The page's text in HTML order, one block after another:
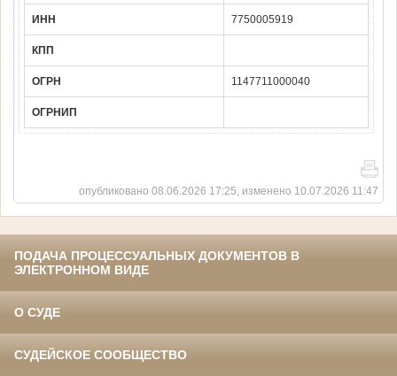
ИНН 7750005919
КПП
ОГРН 1147711000040
ОГРНИП
опубликовано 08.06.2026 17:25, изменено 10.07.2026 11:47
ПОДАЧА ПРОЦЕССУАЛЬНЫХ ДОКУМЕНТОВ В
ЭЛЕКТРОННОМ ВИДЕ
О СУДЕ
СУДЕЙСКОЕ СООБЩЕСТВО